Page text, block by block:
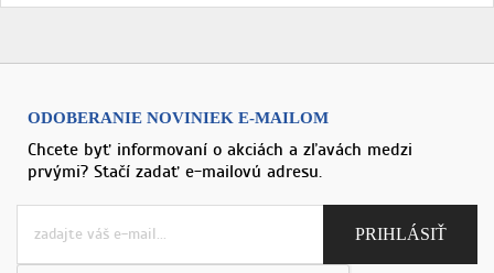
ODOBERANIE NOVINIEK E-MAILOM
Chcete byť informovaní o akciách a zľavách medzi
prvými? Stačí zadať e-mailovú adresu.